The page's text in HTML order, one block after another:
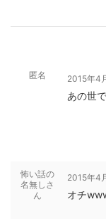
匿名 2015年4
あの世
怖い話の
名無しさ
ん
2015年4
オチ